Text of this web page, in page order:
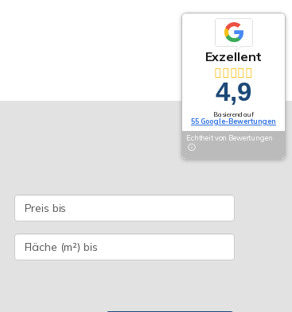
Exzellent
4,9
Basierend auf
55 Google-Bewertungen
Echtheit von Bewertungen